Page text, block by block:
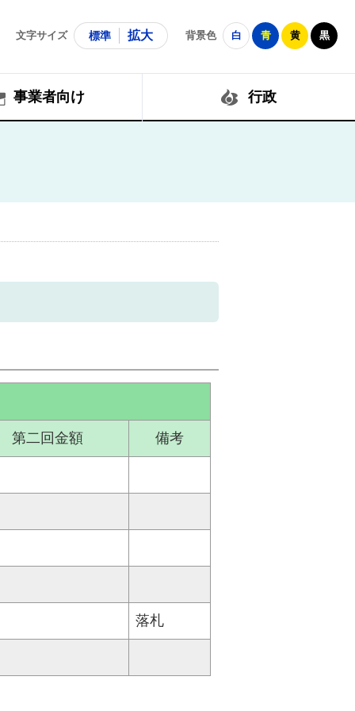
文字サイズ 標準 拡大 背景色 白 青 黄 黒
事業者向け 行政
第二回金額 備考
落札